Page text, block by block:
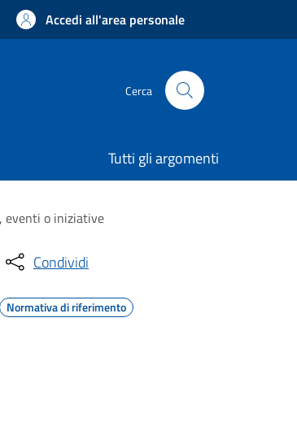
Accedi all'area personale
Cerca
Tutti gli argomenti
eventi o iniziative
Condividi
Normativa di riferimento